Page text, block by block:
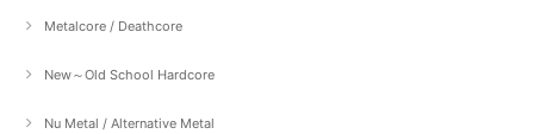
Metalcore / Deathcore
New～Old School Hardcore
Nu Metal / Alternative Metal